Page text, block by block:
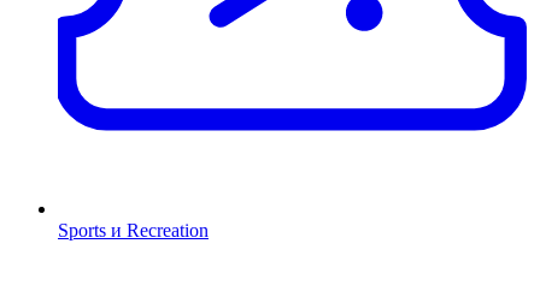
Sports и Recreation